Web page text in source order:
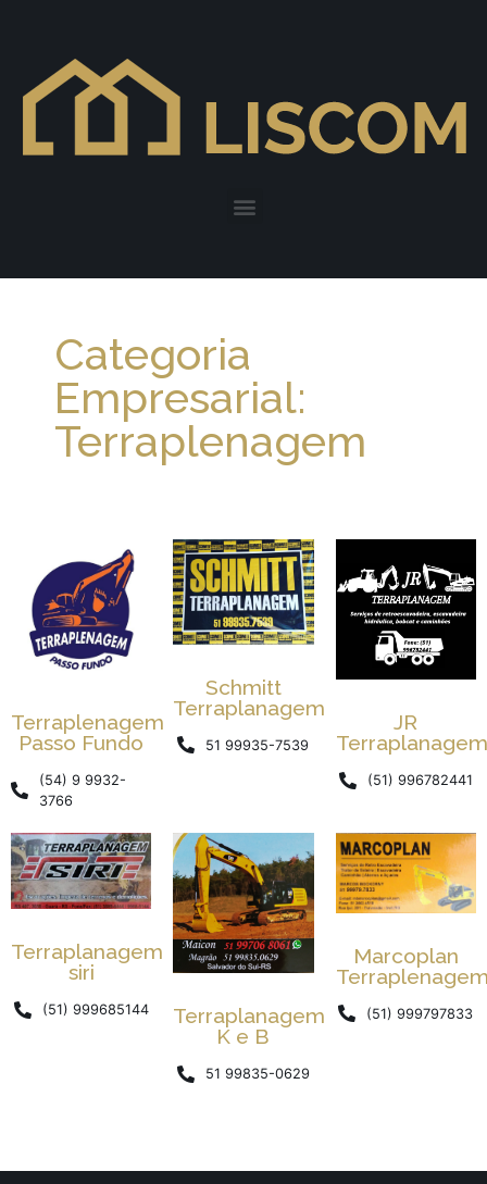
Categoria
Empresarial:
Terraplenagem
Terraplenagem
Passo Fundo
(54) 9 9932-
3766
Schmitt
Terraplanagem
51 99935-7539
JR
Terraplanagem
(51) 996782441
Terraplanagem
siri
(51) 999685144
Terraplanagem
K e B
51 99835-0629
Marcoplan
(51) 999797833